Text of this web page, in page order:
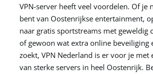
VPN-server heeft veel voordelen. Of je
bent van Oostenrijkse entertainment,
naar gratis sportstreams met geweldig
of gewoon wat extra online beveiliging
zoekt, VPN Nederland is er voor je met
van sterke servers in heel Oostenrijk.